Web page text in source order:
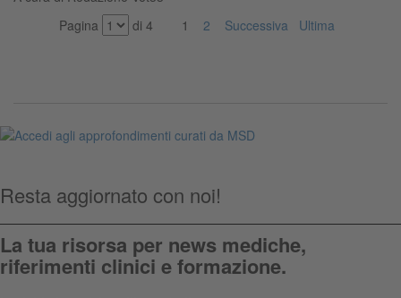
Pagina
di 4 1 2 Successiva Ultima
Resta aggiornato con noi!
La tua risorsa per news mediche,
riferimenti clinici e formazione.